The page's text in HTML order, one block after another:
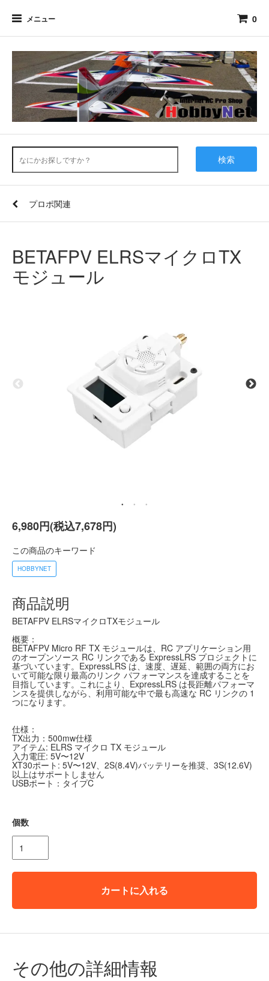
メニュー 0
検索
プロポ関連
BETAFPV ELRSマイクロTX
モジュール
6,980円(税込7,678円)
この商品のキーワード
HOBBYNET
商品説明
BETAFPV ELRSマイクロTXモジュール
概要：
BETAFPV Micro RF TX モジュールは、RC アプリケーション用
のオープンソース RC リンクである ExpressLRS プロジェクトに
基づいています。ExpressLRS は、速度、遅延、範囲の両方にお
いて可能な限り最高のリンク パフォーマンスを達成することを
目指しています。これにより、ExpressLRS は長距離パフォーマ
ンスを提供しながら、利用可能な中で最も高速な RC リンクの 1
つになります。
仕様：
TX出力：500mw仕様
アイテム: ELRS マイクロ TX モジュール
入力電圧: 5V〜12V
XT30ポート: 5V〜12V、2S(8.4V)バッテリーを推奨、3S(12.6V)
以上はサポートしません
USBポート：タイプC
個数
カートに入れる
その他の詳細情報